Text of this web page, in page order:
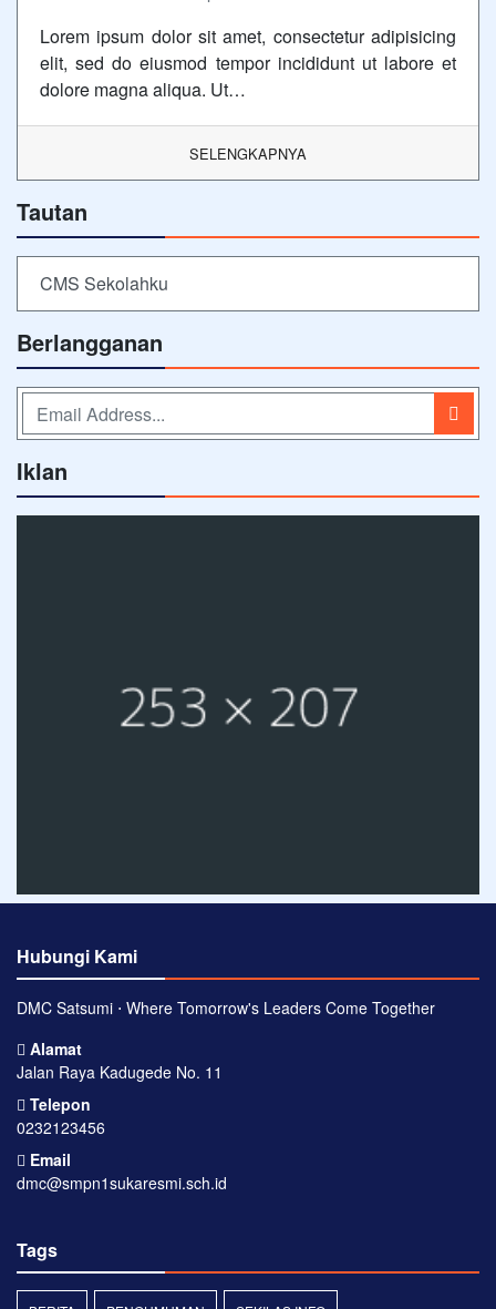
Lorem ipsum dolor sit amet, consectetur adipisicing
elit, sed do eiusmod tempor incididunt ut labore et
dolore magna aliqua. Ut…
SELENGKAPNYA
Tautan
CMS Sekolahku
Berlangganan
Iklan
Hubungi Kami
DMC Satsumi ⋅ Where Tomorrow's Leaders Come Together
Alamat
Jalan Raya Kadugede No. 11
Telepon
0232123456
Email
dmc@smpn1sukaresmi.sch.id
Tags